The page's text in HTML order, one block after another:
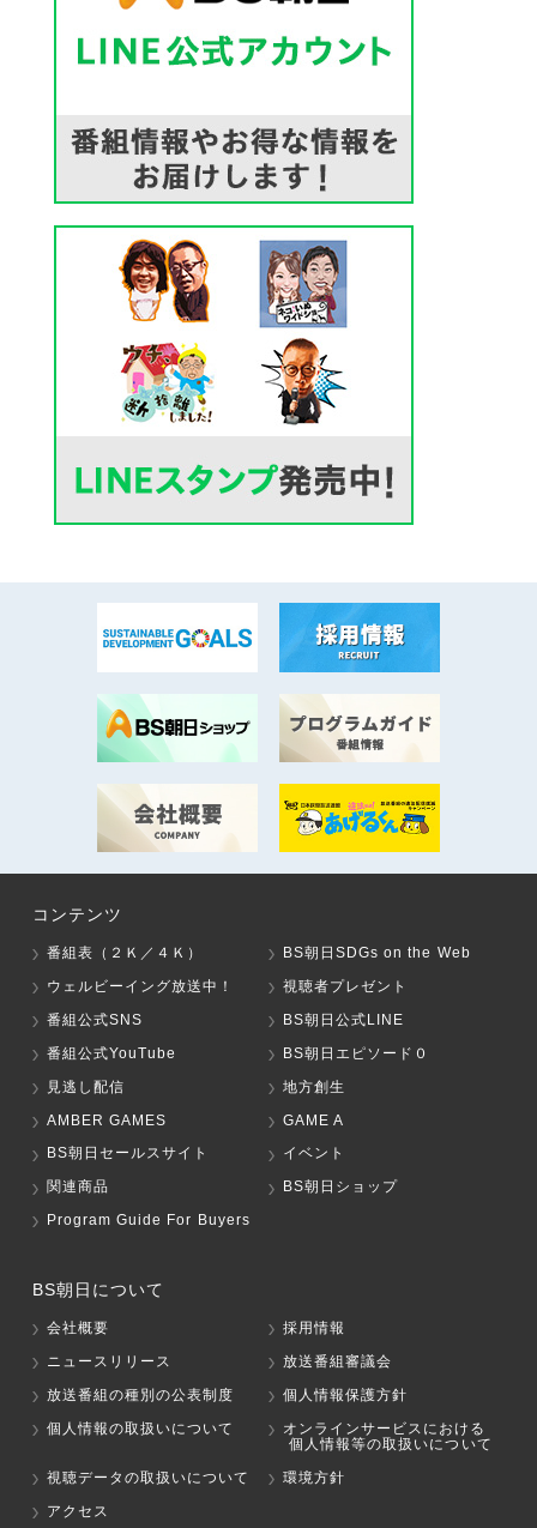
コンテンツ
番組表（２Ｋ／４Ｋ）
BS朝日SDGs on the Web
ウェルビーイング放送中！
視聴者プレゼント
番組公式SNS
BS朝日公式LINE
番組公式YouTube
BS朝日エピソード０
見逃し配信
地方創生
AMBER GAMES
GAME A
BS朝日セールスサイト
イベント
関連商品
BS朝日ショップ
Program Guide For Buyers
BS朝日について
会社概要
採用情報
ニュースリリース
放送番組審議会
放送番組の種別の公表制度
個人情報保護方針
個人情報の取扱いについて
オンラインサービスにおける
個人情報等の取扱いについて
視聴データの取扱いについて
環境方針
アクセス